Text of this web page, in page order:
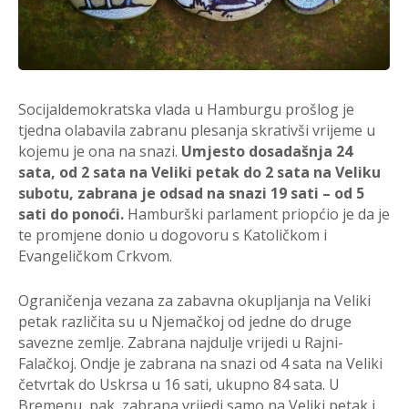
Socijaldemokratska vlada u Hamburgu prošlog je
tjedna olabavila zabranu plesanja skrativši vrijeme u
kojemu je ona na snazi. Umjesto dosadašnja 24
sata, od 2 sata na Veliki petak do 2 sata na Veliku
subotu, zabrana je odsad na snazi 19 sati – od 5
sati do ponoći. Hamburški parlament priopćio je da je
te promjene donio u dogovoru s Katoličkom i
Evangeličkom Crkvom.
Ograničenja vezana za zabavna okupljanja na Veliki
petak različita su u Njemačkoj od jedne do druge
savezne zemlje. Zabrana najdulje vrijedi u Rajni-
Falačkoj. Ondje je zabrana na snazi od 4 sata na Veliki
četvrtak do Uskrsa u 16 sati, ukupno 84 sata. U